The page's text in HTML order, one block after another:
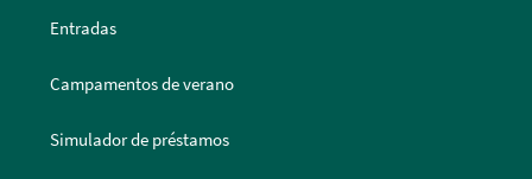
Entradas
Campamentos de verano
Simulador de préstamos